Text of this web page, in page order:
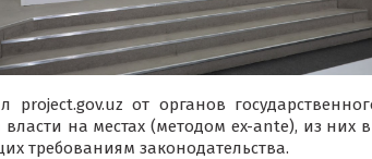
от органов
на местах (методом ex-ante), из них в
требованиям законодательства.